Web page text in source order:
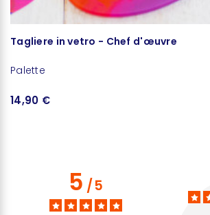
Tagliere in vetro - Chef d'œuvre
Palette
14,90 €
5/5